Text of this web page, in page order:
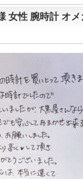
女性 腕時計 オ